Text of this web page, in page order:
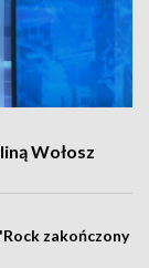
Wołosz
zakończony